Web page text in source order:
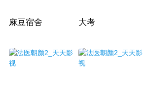
麻豆宿舍 大考